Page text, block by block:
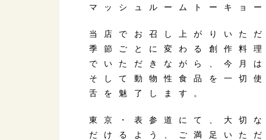
マッシュルームトーキョ
当店でお召し上がりいた
季節ごとに変わる創作料
でいただきながら、今月
そして動物性食品を一切
舌を魅了します。
東京・表参道にて、大切
だけるよう、ご満足いた